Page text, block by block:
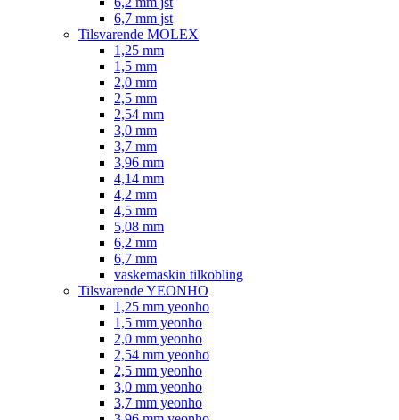
6,7 mm jst
Tilsvarende MOLEX
1,25 mm
1,5 mm
2,0 mm
2,5 mm
2,54 mm
3,0 mm
3,7 mm
3,96 mm
4,14 mm
4,2 mm
4,5 mm
5,08 mm
6,2 mm
6,7 mm
vaskemaskin tilkobling
Tilsvarende YEONHO
1,25 mm yeonho
1,5 mm yeonho
2,0 mm yeonho
2,54 mm yeonho
2,5 mm yeonho
3,0 mm yeonho
3,7 mm yeonho